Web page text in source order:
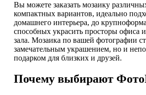
Вы можете заказать мозаику
компактных вариантов, идеально
домашнего интерьера, до
способных украсить просторы офиса
зала. Мозаика по вашей фотографии
замечательным украшением, но и
подарком для близких и друзей.
Почему выбирают